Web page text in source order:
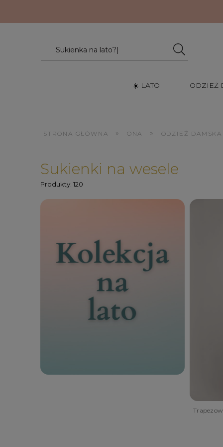
☀️ LATO ODZIEŻ
STRONA GŁÓWNA » ONA » ODZIEŻ DAMSKA
Sukienki na wesele
Produkty: 120